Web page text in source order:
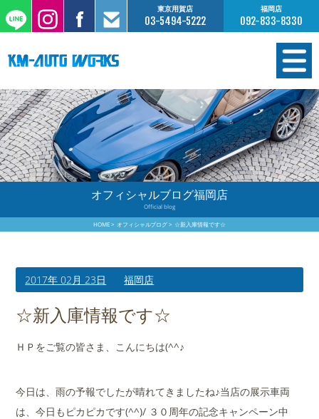
東京用賀店
03-5494-5222
福岡店
092-833-8330
在庫情報
オーダー販売
工場サービス
保証について
買取査定のご案内
店舗案内
会社概要
オフィシャルブログ福岡店
Official blog
HOME オフィシャルブログ ☆新入庫情報です☆
2017年 02月 23日 福岡店
☆新入庫情報です☆
ＨＰをご覧の皆さま、こんにちは(^^♪
今日は、雨の予報でしたが晴れてきましたね♪当店の展示車両
は、今日もピカピカです(^^)/ ３０周年の記念キャンペーン中